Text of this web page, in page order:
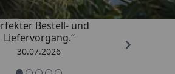
sehr gute Ware und ein
Bestell- und
Liefervorgang.“
30.07.2026